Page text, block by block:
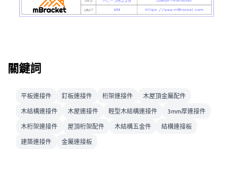
關鍵詞
平板連接件 釘板連接件 桁架連接件
木屋頂金屬配件
木結構連接件
木屋連接件 輕型木結構連接件
3mm厚連接件
木桁架連接件
屋頂桁架配件 木結構五金件
結構連接板
建築連接件
金屬連接板